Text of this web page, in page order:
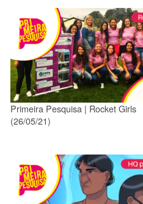
Primeira Pesquisa | Rocket Girls
(26/05/21)